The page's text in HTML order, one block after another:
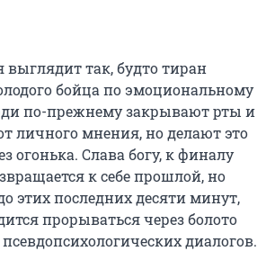
выглядит так, будто тиран
бойца по эмоциональному
по-прежнему закрывают рты и
личного мнения, но делают это
огонька. Слава богу, к финалу
к себе прошлой, но
этих последних десяти минут,
прорываться через болото
диалогов.